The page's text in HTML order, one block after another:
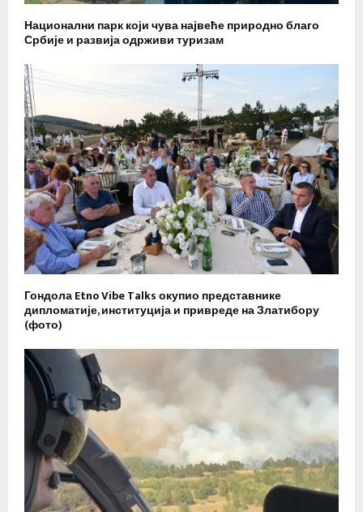
Национални парк који чува највеће природно благо
Србије и развија одрживи туризам
Гондола Etno Vibe Talks окупио представнике
дипломатије, институција и привреде на Златибору
(фото)